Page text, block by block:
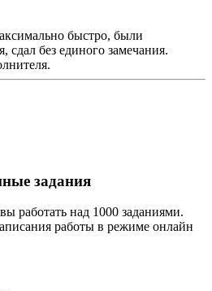
быстро, были
сдал без единого замечания.
задания
работать над 1000 заданиями.
работы в режиме онлайн